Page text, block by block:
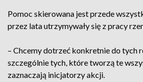
Pomoc skierowana jest przede
przez lata utrzymywały się z pracy
– Chcemy dotrzeć konkretnie do tych
szczególnie tych, które tworzą te
zaznaczają inicjatorzy akcji.